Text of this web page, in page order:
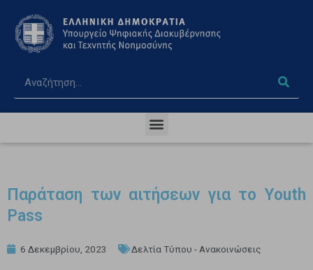
Παράταση των αιτήσεων για το Υouth
Pass
6 Δεκεμβρίου, 2023 Δελτία Τύπου - Ανακοινώσεις